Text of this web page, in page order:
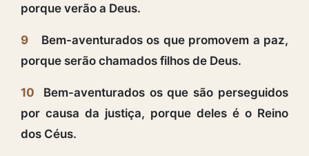
porque verão a Deus.
9
Bem-aventurados os que promovem a paz,
porque serão chamados filhos de Deus.
10
Bem-aventurados os que são perseguidos
por causa da justiça, porque deles é o Reino
dos Céus.